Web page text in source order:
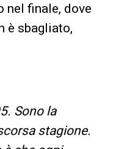
nel finale, dove
è sbagliato,
Sono la
stagione.